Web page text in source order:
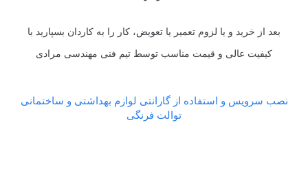
بعد از خرید و یا لزوم تعمیر یا تعویض، کار را به کاردان بسپارید با
کیفیت عالی و قیمت مناسب توسط تیم فنی مهندسی مرادی
نصب سرویس و استفاده از گارانتی لوازم بهداشتی و ساختمانی
توالت فرنگی